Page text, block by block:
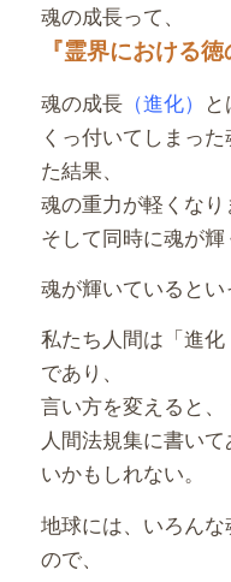
魂の成長って、
『霊界における徳
魂の成長（進化）
くっ付いてしまっ
た結果、
魂の重力が軽くなり
そして同時に魂が輝
魂が輝いているとい
私たち人間は「進
であり、
言い方を変えると、
人間法規集に書い
いかもしれない。
地球には、いろん
ので、